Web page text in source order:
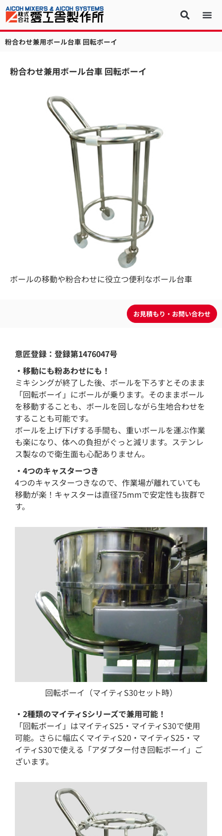
粉合わせ兼用ボール台車 回転ボーイ
粉合わせ兼用ボール台車 回転ボーイ
ボールの移動や粉合わせに役立つ便利なボール台車
意匠登録：登録第1476047号
・移動にも粉あわせにも！
ミキシングが終了した後、ボールを下ろすとそのまま
「回転ボーイ」にボールが乗ります。そのままボール
を移動することも、ボールを回しながら生地合わせを
することも可能です。
ボールを上げ下げする手間も、重いボールを運ぶ作業
も楽になり、体への負担がぐっと減リます。ステンレ
ス製なので衛生面も心配ありません。
・4つのキャスターつき
4つのキャスターつきなので、作業場が離れていても
移動が楽！キャスターは直径75mmで安定性も抜群で
す。
回転ボーイ（マイティS30セット時）
・2種類のマイティSシリーズで兼用可能！
「回転ボーイ」はマイティS25・マイティS30で使用
可能。さらに幅広くマイティS20・マイティS25・マ
イティS30で使える「アダプター付き回転ボーイ」ご
ざいます。